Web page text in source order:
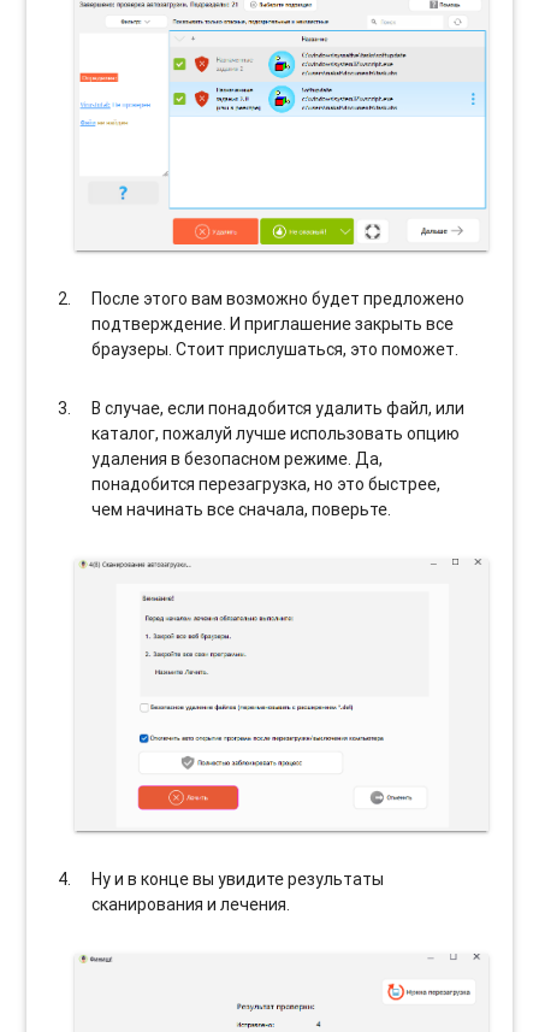
После этого вам возможно будет предложено
подтверждение. И приглашение закрыть все
браузеры. Стоит прислушаться, это поможет.
В случае, если понадобится удалить файл, или
каталог, пожалуй лучше использовать опцию
удаления в безопасном режиме. Да,
понадобится перезагрузка, но это быстрее,
чем начинать все сначала, поверьте.
Ну и в конце вы увидите результаты
сканирования и лечения.